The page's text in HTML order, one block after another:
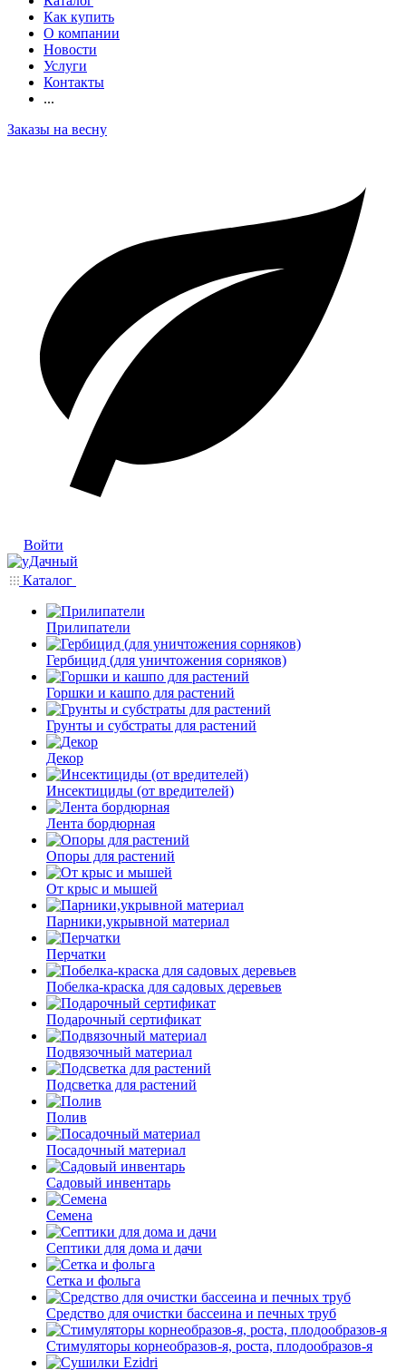
Как купить
О компании
Новости
Услуги
Контакты
...
Заказы на весну
Войти
Каталог
Прилипатели
Гербицид (для уничтожения сорняков)
Горшки и кашпо для растений
Грунты и субстраты для растений
Декор
Инсектициды (от вредителей)
Лента бордюрная
Опоры для растений
От крыс и мышей
Парники,укрывной материал
Перчатки
Побелка-краска для садовых деревьев
Подарочный сертификат
Подвязочный материал
Подсветка для растений
Полив
Посадочный материал
Садовый инвентарь
Семена
Септики для дома и дачи
Сетка и фольга
Средство для очистки бассеина и печных труб
Стимуляторы корнеобразов-я, роста, плодообразов-я